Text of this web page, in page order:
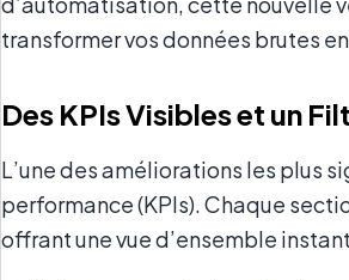
transformer vos données brutes
Des KPIs Visibles et un
L’une des améliorations les plus
performance (KPIs). Chaque
offrant une vue d’ensemble